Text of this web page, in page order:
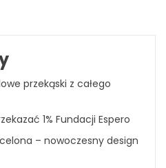
przekąski z całego
1% Fundacji Espero
– nowoczesny design